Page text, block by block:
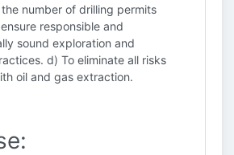
number of drilling permits
responsible and
sound exploration and
d) To eliminate all risks
oil and gas extraction.